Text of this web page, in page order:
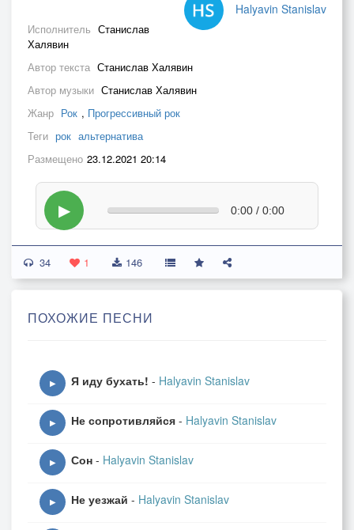
Halyavin Stanislav
Исполнитель Станислав
Халявин
Автор текста Станислав Халявин
Автор музыки Станислав Халявин
Жанр Рок , Прогрессивный рок
Теги рок альтернатива
Размещено 23.12.2021 20:14
▶ 0:00 / 0:00
34 1 146
ПОХОЖИЕ ПЕСНИ
▶ Я иду бухать! - Halyavin Stanislav
▶ Не сопротивляйся - Halyavin Stanislav
▶ Сон - Halyavin Stanislav
▶ Не уезжай - Halyavin Stanislav